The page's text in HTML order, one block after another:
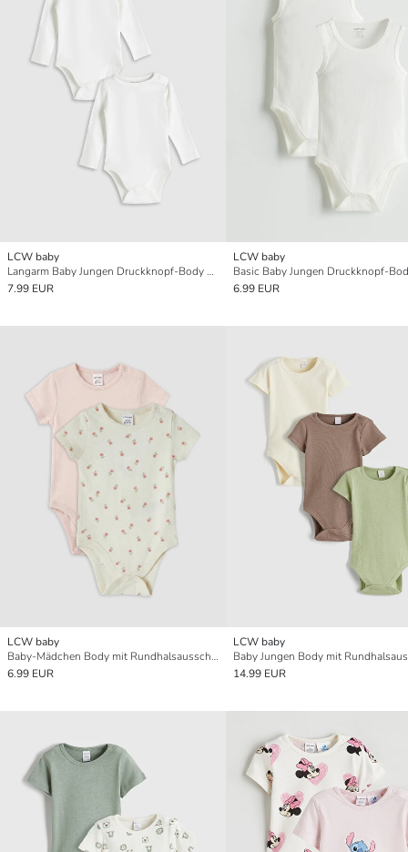
LCW baby
Langarm Baby Jungen Druckknopf-Body 2er-Pack
7.99 EUR
LCW baby
6.99 EUR
LCW baby
Baby-Mädchen Body mit Rundhalsausschnitt und Druck, 2er-Pack mit Druckknöpfen
6.99 EUR
LCW baby
14.99 EUR